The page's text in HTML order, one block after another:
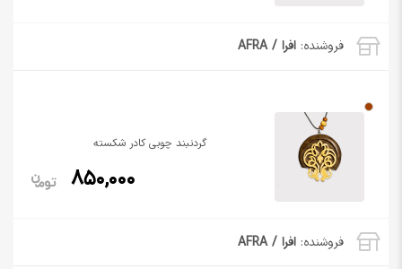
فروشنده: افرا / AFRA
فروشنده: افرا / AFRA
گردنبند چوبی کادر شکسته
850,000